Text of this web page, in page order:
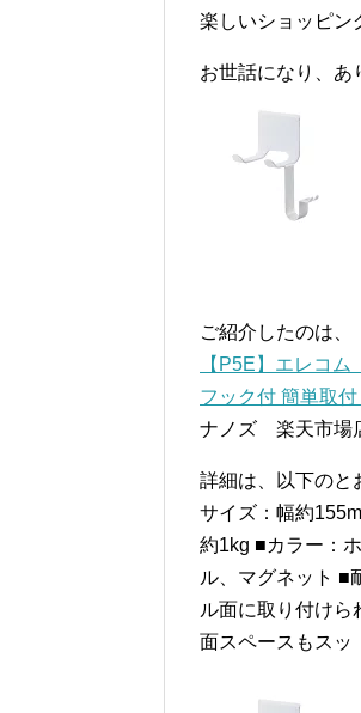
楽しいショッピン
お世話になり、あ
ご紹介したのは、
【P5E】エレコ
フック付 簡単取
ナノズ 楽天市場
詳細は、以下のと
サイズ：幅約
約1kg ■カラー：
ル、マグネット ■
ル面に取り付け
面スペースもスッ